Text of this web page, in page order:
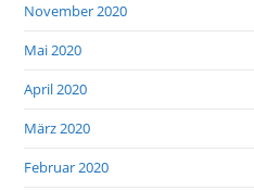
November 2020
Mai 2020
April 2020
März 2020
Februar 2020